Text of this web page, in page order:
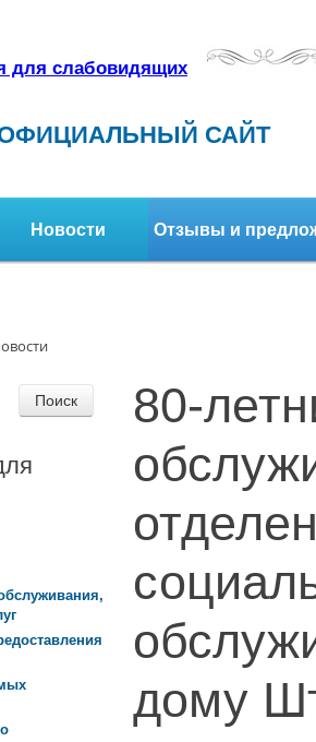
для слабовидящих
САЙТ
Новости Отзывы и
80-
дому